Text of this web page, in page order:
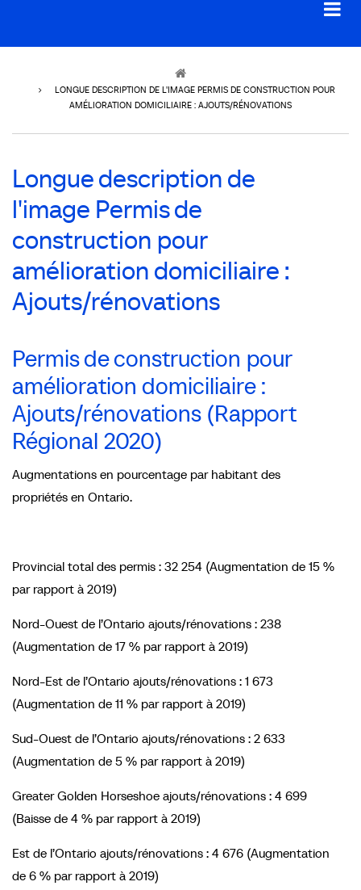
LONGUE DESCRIPTION DE L'IMAGE PERMIS DE CONSTRUCTION POUR
AMÉLIORATION DOMICILIAIRE : AJOUTS/RÉNOVATIONS
Longue description de
l'image Permis de
construction pour
amélioration domiciliaire :
Ajouts/rénovations
Permis de construction pour
amélioration domiciliaire :
Ajouts/rénovations (Rapport
Régional 2020)
Augmentations en pourcentage par habitant des
propriétés en Ontario.
Provincial total des permis : 32 254 (Augmentation de 15 %
par rapport à 2019)
Nord-Ouest de l’Ontario ajouts/rénovations : 238
(Augmentation de 17 % par rapport à 2019)
Nord-Est de l’Ontario ajouts/rénovations : 1 673
(Augmentation de 11 % par rapport à 2019)
Sud-Ouest de l’Ontario ajouts/rénovations : 2 633
(Augmentation de 5 % par rapport à 2019)
Greater Golden Horseshoe ajouts/rénovations : 4 699
(Baisse de 4 % par rapport à 2019)
Est de l’Ontario ajouts/rénovations : 4 676 (Augmentation
de 6 % par rapport à 2019)